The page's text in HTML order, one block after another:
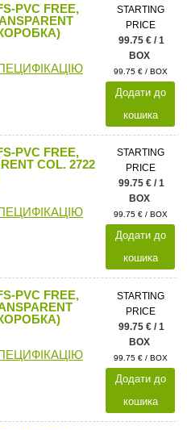
PVC FREE,
КОРОБКА)
STARTING
PRICE
99.75 € / 1
BOX
99.75 € / BOX
Додати до
кошика
PVC FREE,
COL. 2722
STARTING
PRICE
99.75 € / 1
BOX
99.75 € / BOX
Додати до
кошика
PVC FREE,
КОРОБКА)
STARTING
PRICE
99.75 € / 1
BOX
99.75 € / BOX
Додати до
кошика